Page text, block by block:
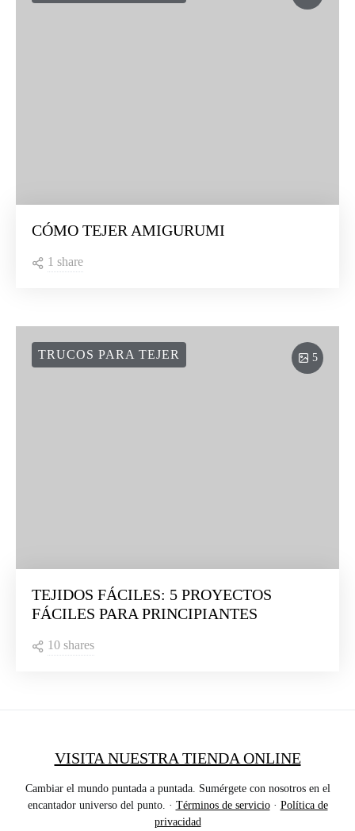
CÓMO TEJER AMIGURUMI
1 share
5
TRUCOS PARA TEJER
TEJIDOS FÁCILES: 5 PROYECTOS
FÁCILES PARA PRINCIPIANTES
10 shares
VISITA NUESTRA TIENDA ONLINE
Cambiar el mundo puntada a puntada. Sumérgete con nosotros en el
encantador universo del punto. · Términos de servicio· Política de
privacidad